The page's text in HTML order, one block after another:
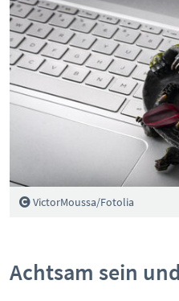
VictorMoussa/Fotolia
Achtsam sein
BARRIEREFREIHEIT
NEWSLETTER
Cybergrooming
Cybermobbing
Instagram
Kinderrechte
Konsolen & PC
Medien & Kleinkinder
Messenger
Snapchat